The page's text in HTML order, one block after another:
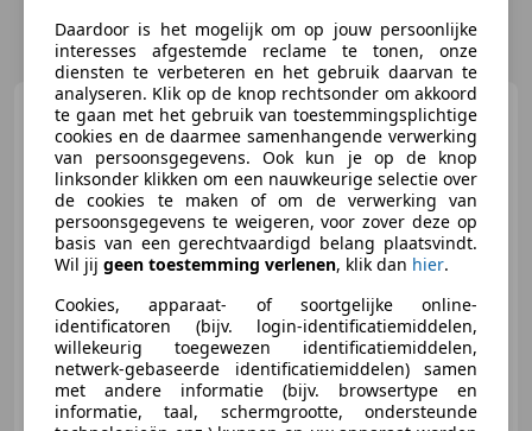
Harley-Davidson Dyna
Super Glide
€ 8.250
02/2006 88.689 km Benzine 54 kW (73 PK)
Daardoor is het mogelijk om op jouw persoonlijke
interesses afgestemde reclame te tonen, onze
diensten te verbeteren en het gebruik daarvan te
analyseren. Klik op de knop rechtsonder om akkoord
te gaan met het gebruik van toestemmingsplichtige
cookies en de daarmee samenhangende verwerking
van persoonsgegevens. Ook kun je op de knop
linksonder klikken om een nauwkeurige selectie over
de cookies te maken of om de verwerking van
persoonsgegevens te weigeren, voor zover deze op
basis van een gerechtvaardigd belang plaatsvindt.
Wil jij geen toestemming verlenen, klik dan hier.
Cookies, apparaat- of soortgelijke online-
identificatoren (bijv. login-identificatiemiddelen,
willekeurig toegewezen identificatiemiddelen,
netwerk-gebaseerde identificatiemiddelen) samen
met andere informatie (bijv. browsertype en
informatie, taal, schermgrootte, ondersteunde